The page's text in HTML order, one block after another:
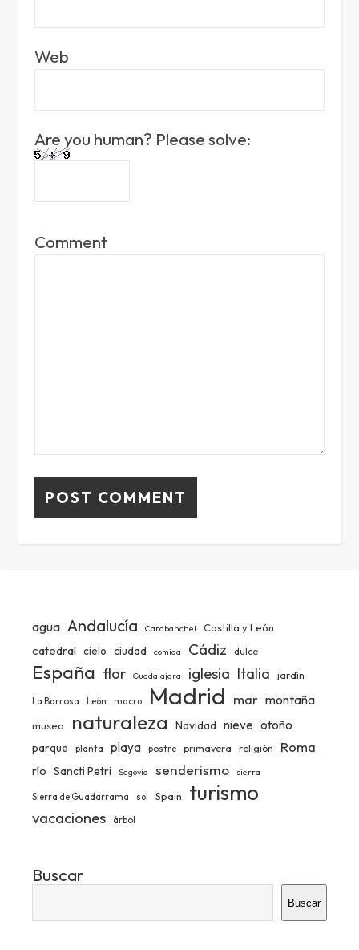
Web
Are you human? Please solve:
Comment
agua Andalucía Carabanchel Castilla y León
catedral cielo ciudad comida Cádiz dulce
España flor Guadalajara iglesia Italia jardín
La Barrosa León macro Madrid mar montaña
museo naturaleza Navidad nieve otoño
parque planta playa postre primavera religión Roma
río Sancti Petri Segovia senderismo sierra
Sierra de Guadarrama sol Spain turismo
vacaciones árbol
Buscar
Buscar